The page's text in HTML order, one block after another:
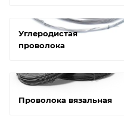
Углеродистая
проволока
Проволока вязальная